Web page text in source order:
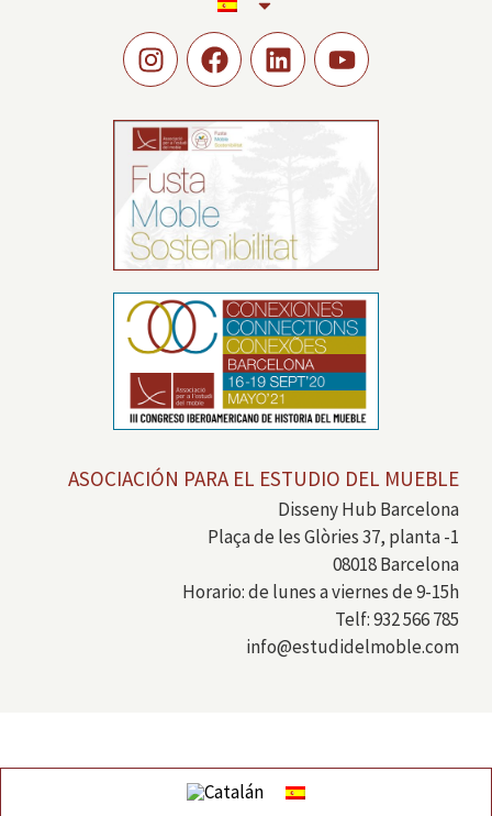
ASOCIACIÓN PARA EL ESTUDIO DEL MUEBLE
Disseny Hub Barcelona
Plaça de les Glòries 37, planta -1
08018 Barcelona
Horario: de lunes a viernes de 9-15h
Telf: 932 566 785
info@estudidelmoble.com